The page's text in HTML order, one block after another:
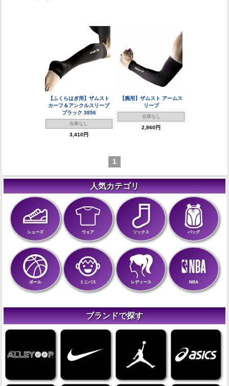
【ふくらはぎ用】ザムスト
カーフ＆アンクルスリーブ
ブラック 3856
在庫なし
3,410円
【腕用】ザムスト アームス
リーブ
在庫なし
2,860円
1
人気カテゴリ
シューズ ウェア ソックス バッグ
ボール ミニバス レディース NBA
ブランドで探す